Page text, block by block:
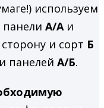
используем
А/Аи
и сорт Б
панелей А/Б.